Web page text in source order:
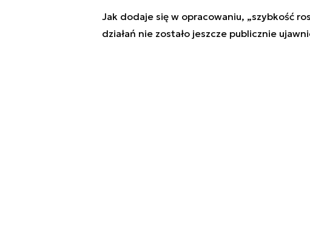
Jak dodaje się w opracowaniu, „szybkość
działań nie zostało jeszcze publicznie